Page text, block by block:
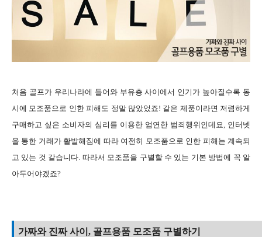
처음 골프가 우리나라에 들어와 부유층 사이에서 인기가 높아질수록 동
시에 모조품으로 인한 피해도 정말 많았었죠! 같은 제품이라면 저렴하게
구매하고 싶은 소비자의 심리를 이용한 엄연한 범죄행위인데요, 인터넷
을 통한 거래가 활발해짐에 따라 여전히 모조품으로 인한 피해는 계속되
고 있는 것 같습니다. 따라서 모조품을 구별할 수 있는 기본 방법에 꼭 알
아두어야겠죠?
가짜와 진짜 사이, 골프용품 모조품 구별하기